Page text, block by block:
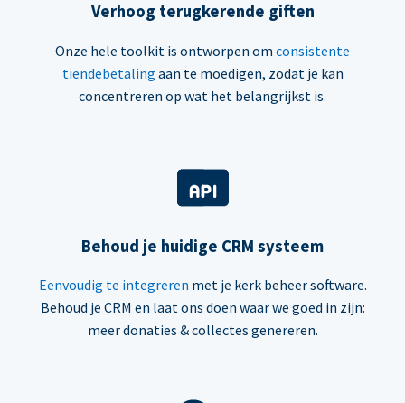
Verhoog terugkerende giften
Onze hele toolkit is ontworpen om consistente
tiendebetaling aan te moedigen, zodat je kan
concentreren op wat het belangrijkst is.
Behoud je huidige CRM systeem
Eenvoudig te integreren met je kerk beheer software.
Behoud je CRM en laat ons doen waar we goed in zijn:
meer donaties & collectes genereren.